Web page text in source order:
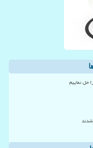
حل نماییم
شدند